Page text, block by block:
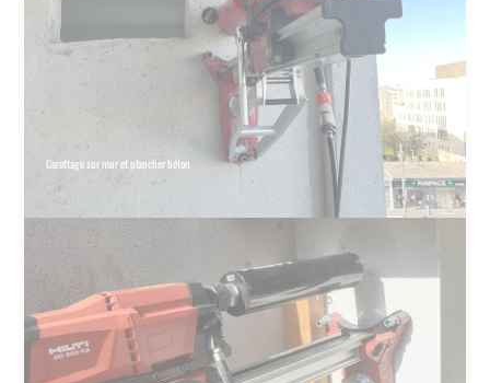
Carottage sur mur et plancher béton